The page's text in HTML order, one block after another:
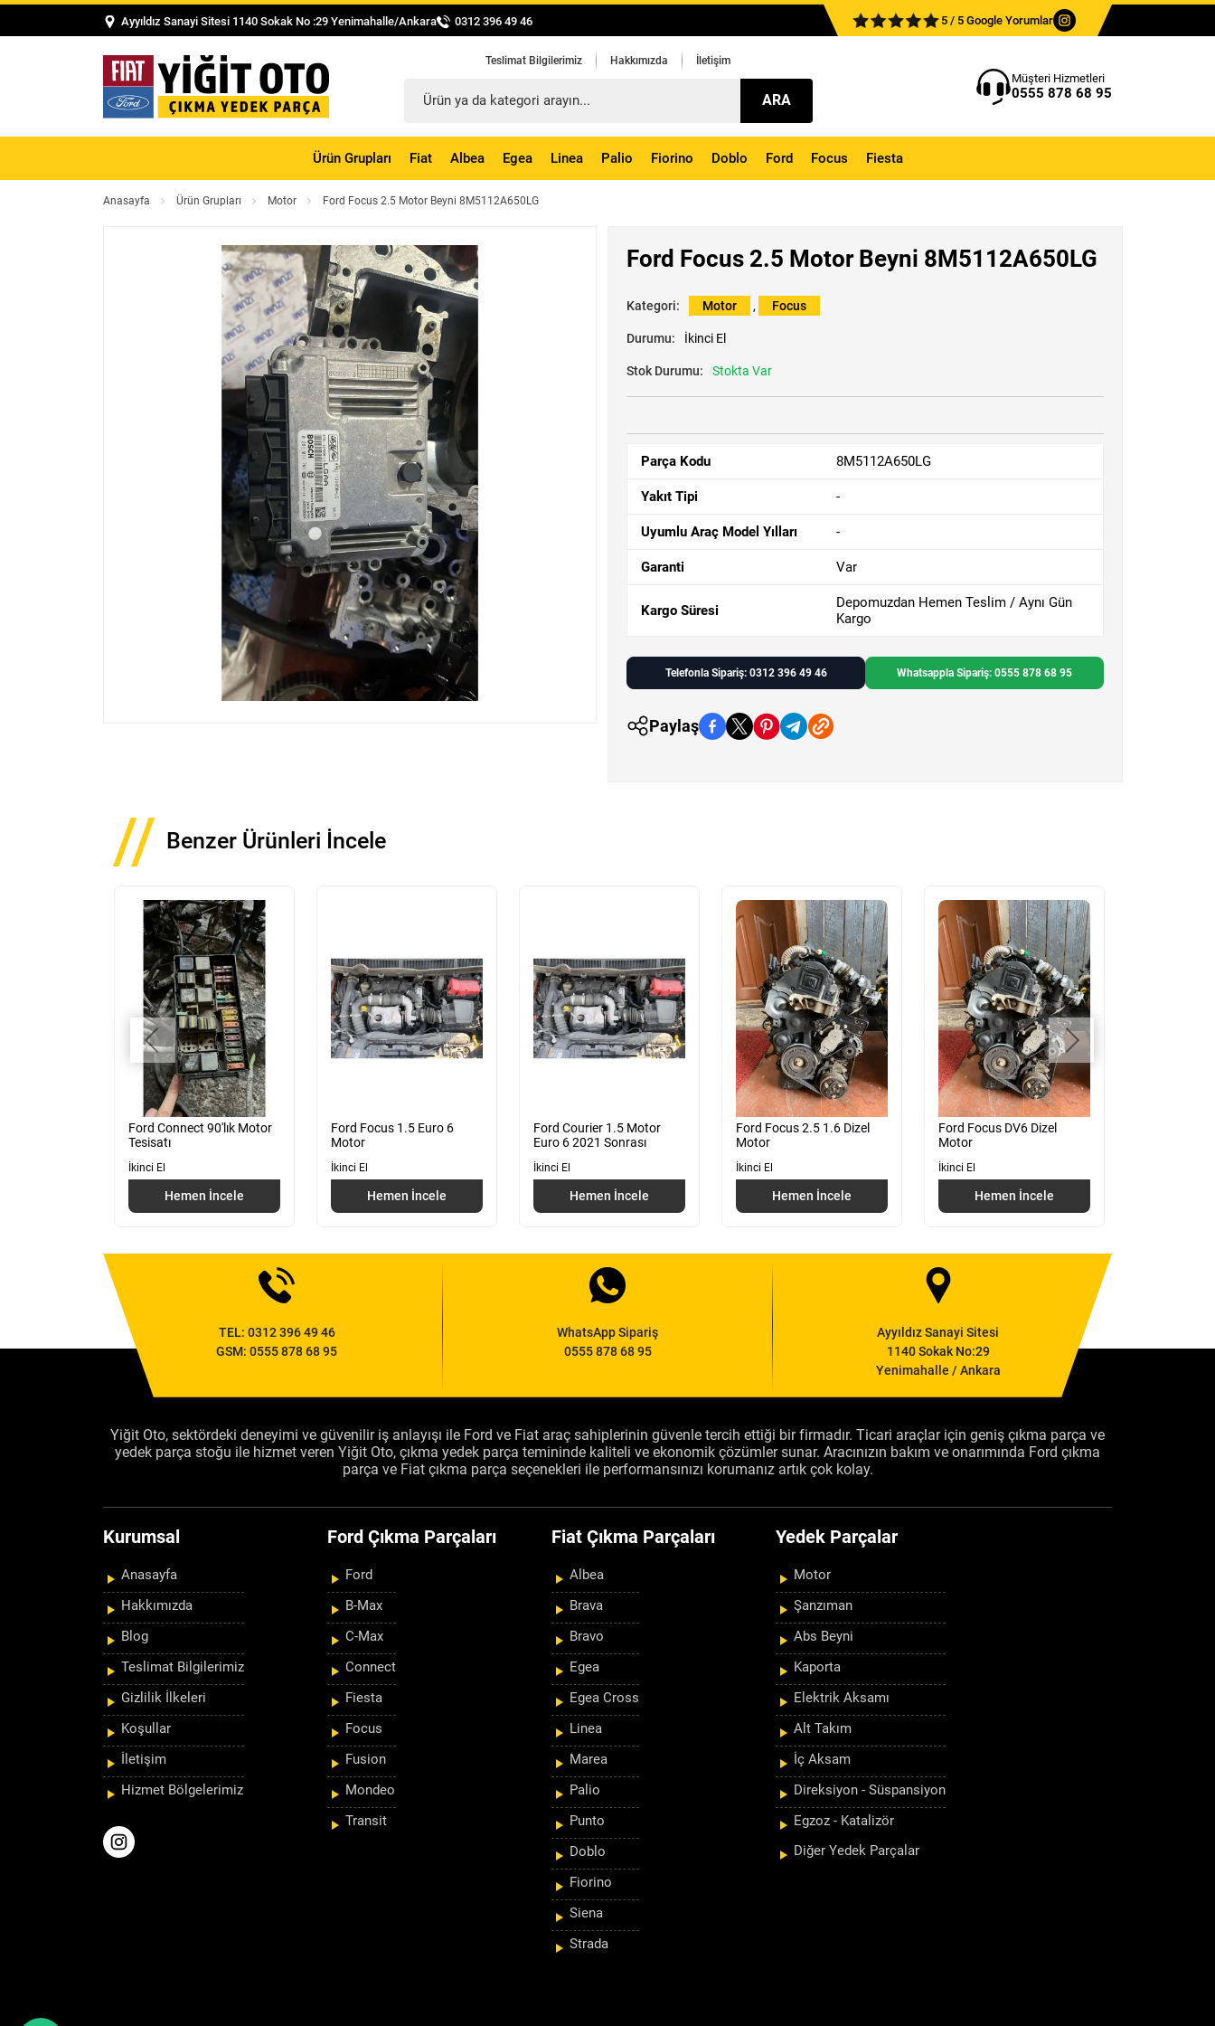
Ayyıldız Sanayi Sitesi 1140 Sokak No :29 Yenimahalle/Ankara 0312 396 49 46 5 / 5 Google Yorumlar
Teslimat Bilgilerimiz Hakkımızda İletişim
ARA
Müşteri Hizmetleri
0555 878 68 95
Ürün Grupları Fiat Albea Egea Linea Palio Fiorino Doblo Ford Focus Fiesta
Anasayfa Ürün Grupları Motor Ford Focus 2.5 Motor Beyni 8M5112A650LG
Ford Focus 2.5 Motor Beyni 8M5112A650LG
Kategori: Motor , Focus
Durumu: İkinci El
Stok Durumu: Stokta Var
Parça Kodu 8M5112A650LG
Yakıt Tipi -
Uyumlu Araç Model Yılları -
Garanti Var
Kargo Süresi
Depomuzdan Hemen Teslim / Aynı Gün
Kargo
Telefonla Sipariş: 0312 396 49 46 Whatsappla Sipariş: 0555 878 68 95
Paylaş
Benzer Ürünleri İncele
Ford Connect 90'lık Motor
Tesisatı
İkinci El
Hemen İncele
Ford Focus 1.5 Euro 6
Motor
İkinci El
Hemen İncele
Ford Courier 1.5 Motor
Euro 6 2021 Sonrası
İkinci El
Hemen İncele
Ford Focus 2.5 1.6 Dizel
Motor
İkinci El
Hemen İncele
Ford Focus DV6 Dizel
Motor
İkinci El
Hemen İncele
TEL: 0312 396 49 46
GSM:0555 878 68 95
WhatsApp Sipariş
0555 878 68 95
Ayyıldız Sanayi Sitesi
1140 Sokak No:29
Yenimahalle / Ankara
Yiğit Oto, sektördeki deneyimi ve güvenilir iş anlayışı ile Ford ve Fiat araç sahiplerinin güvenle tercih ettiği bir firmadır. Ticari araçlar için geniş çıkma parça ve
yedek parça stoğu ile hizmet veren Yiğit Oto, çıkma yedek parça temininde kaliteli ve ekonomik çözümler sunar. Aracınızın bakım ve onarımında Ford çıkma
parça ve Fiat çıkma parça seçenekleri ile performansınızı korumanız artık çok kolay.
Kurumsal
Anasayfa
Hakkımızda
Blog
Teslimat Bilgilerimiz
Gizlilik İlkeleri
Koşullar
İletişim
Hizmet Bölgelerimiz
Ford Çıkma Parçaları
Ford
B-Max
C-Max
Connect
Fiesta
Focus
Fusion
Mondeo
Transit
Fiat Çıkma Parçaları
Albea
Brava
Bravo
Egea
Egea Cross
Linea
Marea
Palio
Punto
Doblo
Fiorino
Siena
Strada
Yedek Parçalar
Motor
Şanzıman
Abs Beyni
Kaporta
Elektrik Aksamı
Alt Takım
İç Aksam
Direksiyon - Süspansiyon
Egzoz - Katalizör
Diğer Yedek Parçalar